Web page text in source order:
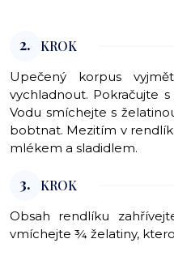
2. KROK
Upečený korpus
vychladnout. Pokračujte
Vodu smíchejte s
bobtnat. Mezitím v
mlékem a sladidlem.
3. KROK
Obsah rendlíku
vmíchejte ¾ želatiny,